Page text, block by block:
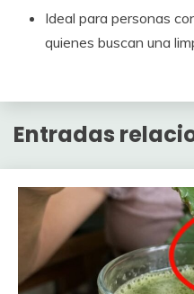
Ideal para personas
quienes buscan una
Entradas